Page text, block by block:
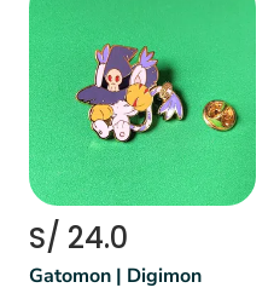
S/ 24.0
Gatomon | Digimon